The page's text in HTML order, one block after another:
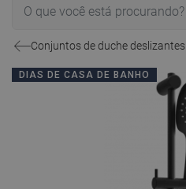
Conjuntos de duche deslizantes
DIAS DE CASA DE BANHO